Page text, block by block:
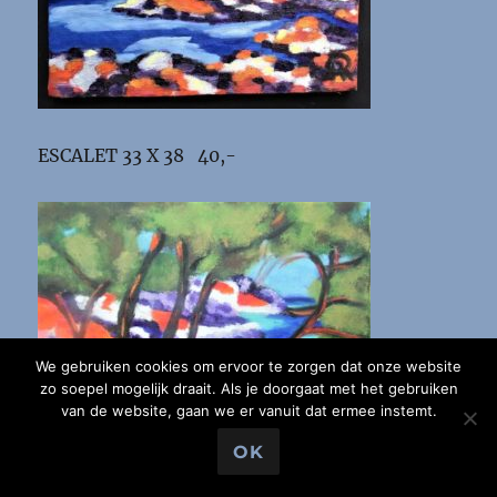
ESCALET 33 X 38 40,-
We gebruiken cookies om ervoor te zorgen dat onze website
zo soepel mogelijk draait. Als je doorgaat met het gebruiken
van de website, gaan we er vanuit dat ermee instemt.
OK